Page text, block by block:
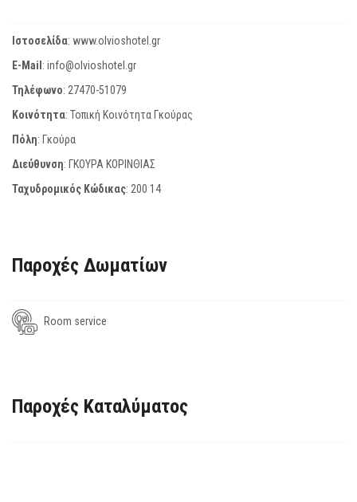
Ιστοσελίδα: www.olvioshotel.gr
E-Mail: info@olvioshotel.gr
Τηλέφωνο: 27470-51079
Κοινότητα: Τοπική Κοινότητα Γκούρας
Πόλη: Γκούρα
Διεύθυνση: ΓΚΟΥΡΑ ΚΟΡΙΝΘΙΑΣ
Ταχυδρομικός Κώδικας: 200 14
Παροχές Δωματίων
Room service
Παροχές Καταλύματος